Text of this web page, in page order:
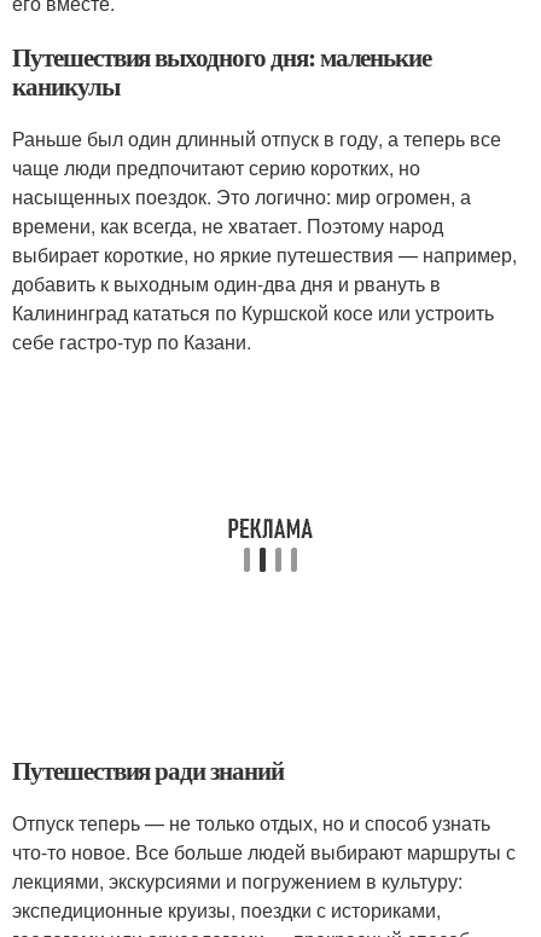
Путешествия выходного дня: маленькие
каникулы
Раньше был один длинный отпуск в году, а теперь все
чаще люди предпочитают серию коротких, но
насыщенных поездок. Это логично: мир огромен, а
времени, как всегда, не хватает. Поэтому народ
выбирает короткие, но яркие путешествия — например,
добавить к выходным один-два дня и рвануть в
Калининград кататься по Куршской косе или устроить
себе гастро-тур по Казани.
Путешествия ради знаний
Отпуск теперь — не только отдых, но и способ узнать
что-то новое. Все больше людей выбирают маршруты с
лекциями, экскурсиями и погружением в культуру:
экспедиционные круизы, поездки с историками,